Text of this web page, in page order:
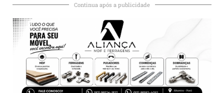
Continua após a publicidade